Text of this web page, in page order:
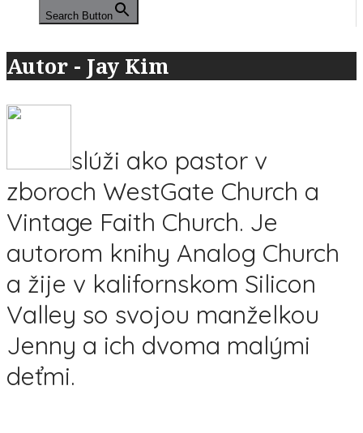
Search Button
Autor - Jay Kim
slúži ako pastor v
zboroch WestGate Church a
Vintage Faith Church. Je
autorom knihy Analog Church
a žije v kalifornskom Silicon
Valley so svojou manželkou
Jenny a ich dvoma malými
deťmi.